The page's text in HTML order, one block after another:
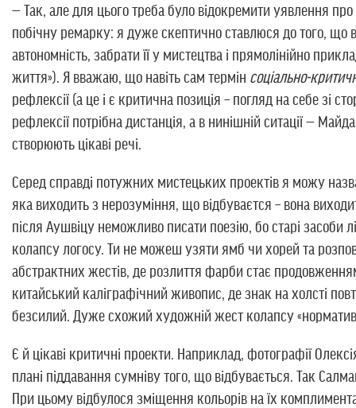
— Так, але для цього треба було відокремити уявлення про
побічну ремарку: я дуже скептично ставлюся до того, що
автономність, забрати її у мистецтва і прямолінійно
життя»). Я вважаю, що навіть сам термін соціально-
рефлексії (а це і є критична позиція – погляд на себе зі
рефлексії потрібна дистанція, а в нинішній ситації —
створюють цікаві речі.
Серед справді потужних мистецьких проектів я можу
яка виходить з нерозуміння, що відбуваєтся – вона
після Аушвіцу неможливо писати поезію, бо старі засоби
колапсу логосу. Ти не можеш узяти ямб чи хорей та
абстрактних жестів, де розлиття фарби стає
китайський каліграфічний живопис, де знак на холсті
безсилий. Дуже схожий художній жест колапсу
Є й цікаві критичні проекти. Наприклад, фотографії
плані піддавання сумніву того, що відбувається. Так
При цьому відбулося зміщення кольорів на їх